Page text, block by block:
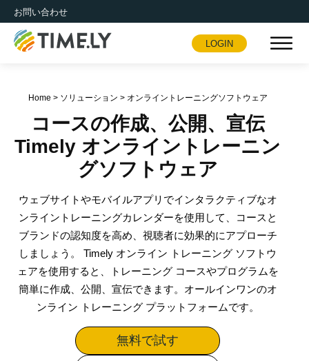
お問い合わせ
Timely
LOGIN
Home > ソリューション > オンライントレーニングソフトウェア
コースの作成、公開、宣伝
Timely オンライントレーニン
グソフトウェア
ウェブサイトやモバイルアプリでインタラクティブなオ
ンライントレーニングカレンダーを使用して、コースと
ブランドの認知度を高め、視聴者に効果的にアプローチ
しましょう。 Timely オンライン トレーニング ソフトウ
ェアを使用すると、トレーニング コースやプログラムを
簡単に作成、公開、宣伝できます。オールインワンのオ
ンライン トレーニング プラットフォームです。
無料で試す